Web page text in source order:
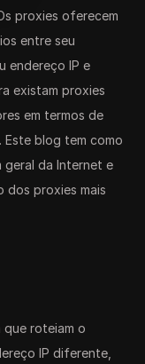
proxies oferecem
entre seu
endereço IP e
existam proxies
em termos de
Este blog tem como
geral da Internet e
dos proxies mais
que roteiam o
IP diferente,